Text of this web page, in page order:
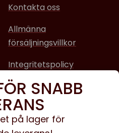
Kontakta oss
Allmänna
försäljningsvillkor
Integritetspolicy
SNABB
på lager för